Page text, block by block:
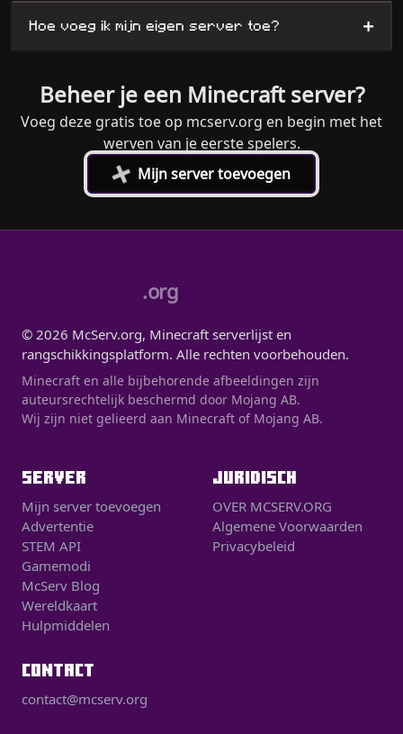
Hoe voeg ik mijn eigen server toe? +
Beheer je een Minecraft server?
Voeg deze gratis toe op mcserv.org en begin met het
werven van je eerste spelers.
+Mijn server toevoegen
.org
© 2026 McServ.org, Minecraft serverlijst en
rangschikkingsplatform. Alle rechten voorbehouden.
Minecraft en alle bijbehorende afbeeldingen zijn
auteursrechtelijk beschermd door Mojang AB.
Wij zijn niet gelieerd aan Minecraft of Mojang AB.
SERVER
Mijn server toevoegen
Advertentie
STEM API
Gamemodi
McServ Blog
Wereldkaart
Hulpmiddelen
JURIDISCH
OVER MCSERV.ORG
Algemene Voorwaarden
Privacybeleid
CONTACT
contact@mcserv.org